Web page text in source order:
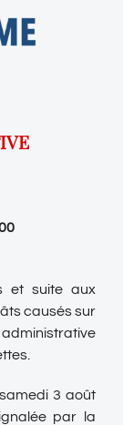
et suite aux
causés sur
3 août
par la